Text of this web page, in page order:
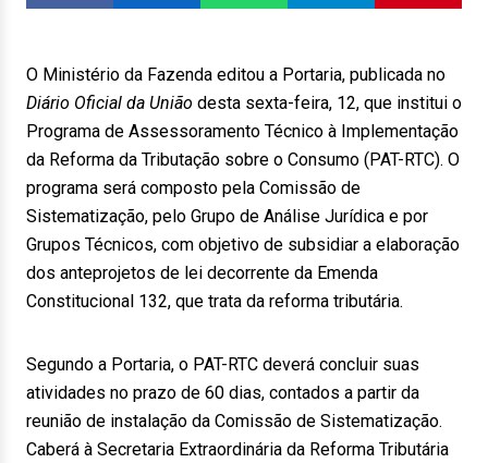
O Ministério da Fazenda editou a Portaria, publicada no
Diário Oficial da União desta sexta-feira, 12, que institui o
Programa de Assessoramento Técnico à Implementação
da Reforma da Tributação sobre o Consumo (PAT-RTC). O
programa será composto pela Comissão de
Sistematização, pelo Grupo de Análise Jurídica e por
Grupos Técnicos, com objetivo de subsidiar a elaboração
dos anteprojetos de lei decorrente da Emenda
Constitucional 132, que trata da reforma tributária.
Segundo a Portaria, o PAT-RTC deverá concluir suas
atividades no prazo de 60 dias, contados a partir da
reunião de instalação da Comissão de Sistematização.
Caberá à Secretaria Extraordinária da Reforma Tributária